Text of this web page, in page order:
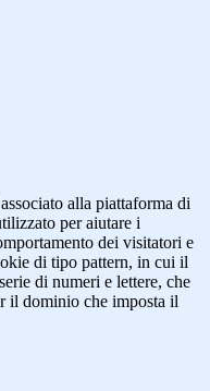
alla piattaforma di
per aiutare i
dei visitatori e
di tipo pattern, in cui il
di numeri e lettere, che
il dominio che imposta il